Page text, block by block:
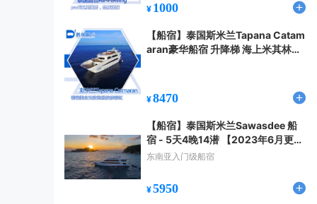
¥ 1000
【船宿】泰国斯米兰Tapana Catam
aran豪华船宿 升降梯 海上米其林
¥8470
【船宿】泰国斯米兰Sawasdee 船
宿 - 5天4晚14潜 【2023年6月更
新】
东南亚入门级船宿
¥5950